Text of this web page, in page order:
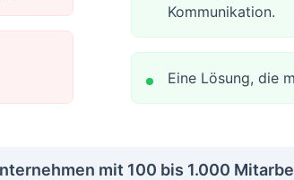
Kommunikation.
Eine Lösung, die
mit 100 bis 1.000